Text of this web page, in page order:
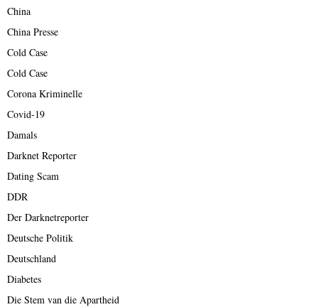
China
China Presse
Cold Case
Cold Case
Corona Kriminelle
Covid-19
Damals
Darknet Reporter
Dating Scam
DDR
Der Darknetreporter
Deutsche Politik
Deutschland
Diabetes
Die Stem van die Apartheid